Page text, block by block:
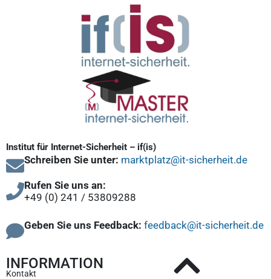
Institut für Internet-Sicherheit – if(is)
Schreiben Sie unter: marktplatz@it-sicherheit.de
Rufen Sie uns an:
+49 (0) 241 / 53809288
Geben Sie uns Feedback: feedback@it-sicherheit.de
INFORMATION
Kontakt